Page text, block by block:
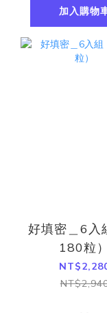
加入購物
好填密＿6入
180粒）